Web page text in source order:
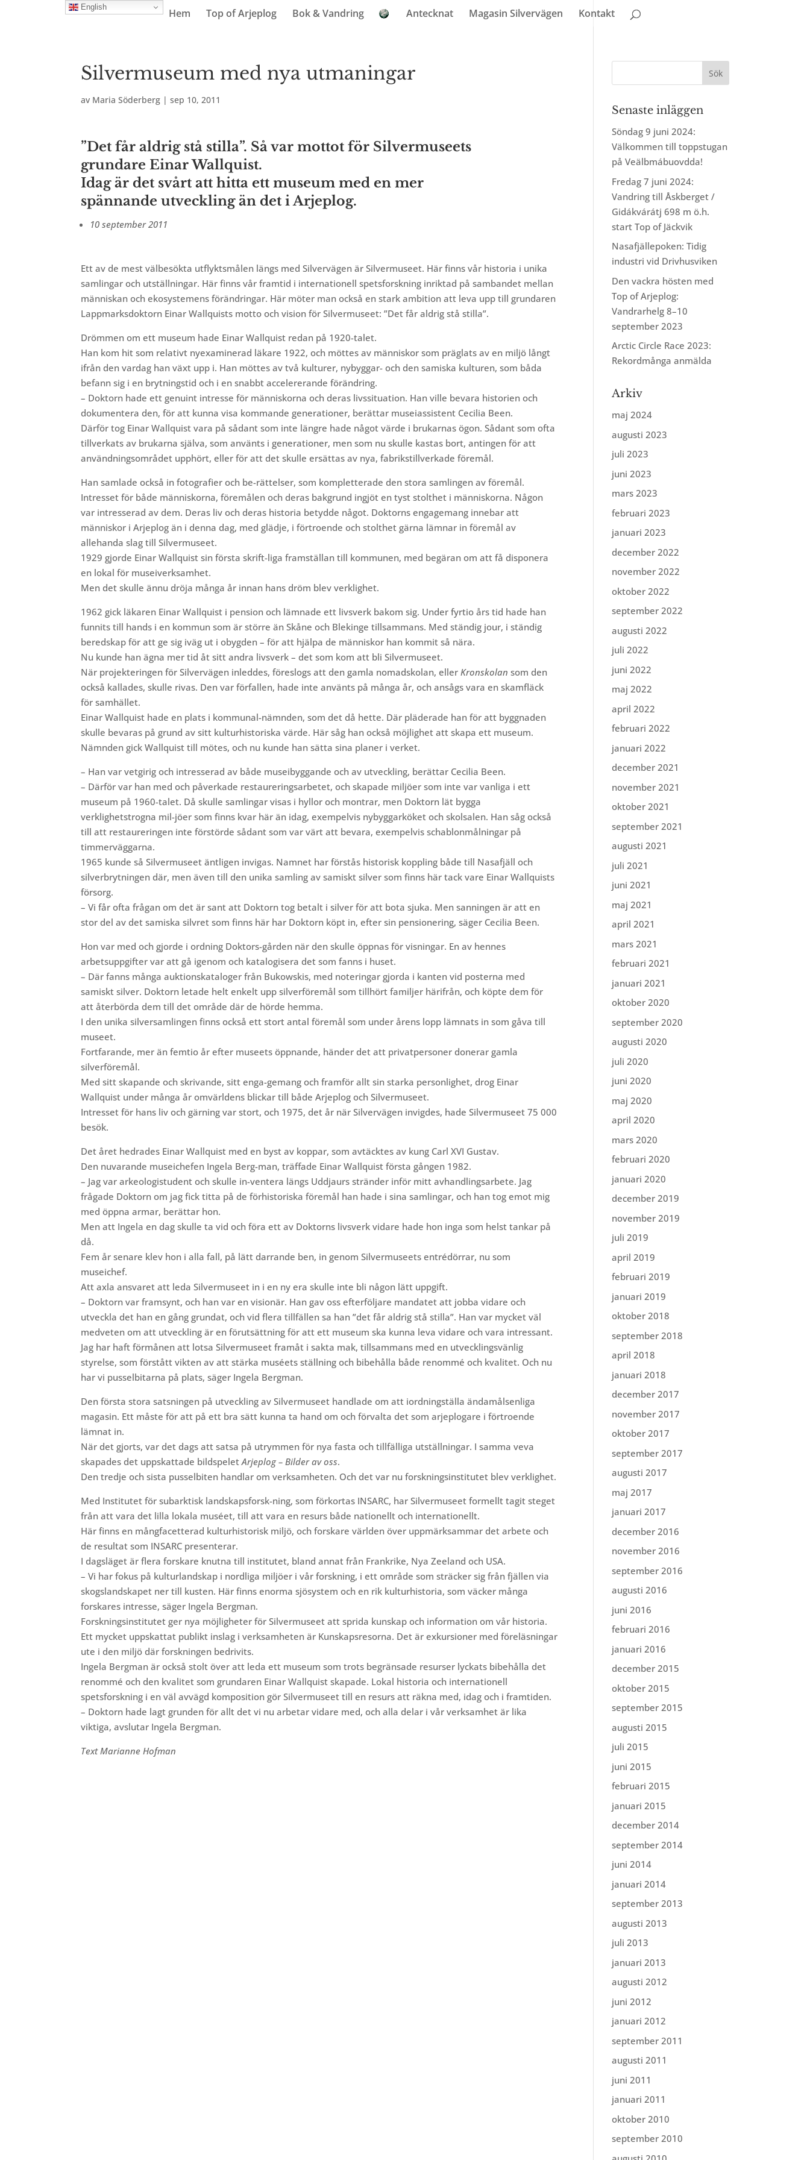
Hem Top of Arjeplog Bok & Vandring Antecknat Magasin Silvervägen Kontakt
Silvermuseum med nya utmaningar
av Maria Söderberg |sep 10, 2011
”Det får aldrig stå stilla”. Så var mottot för Silvermuseets
grundare Einar Wallquist.
Idag är det svårt att hitta ett museum med en mer
spännande utveckling än det i Arjeplog.
10 september 2011
Ett av de mest välbesökta utflyktsmålen längs med Silvervägen är Silvermuseet. Här finns vår historia i unika
samlingar och utställningar. Här finns vår framtid i internationell spetsforskning inriktad på sambandet mellan
människan och ekosystemens förändringar. Här möter man också en stark ambition att leva upp till grundaren
Lappmarksdoktorn Einar Wallquists motto och vision för Silvermuseet: ”Det får aldrig stå stilla”.
Drömmen om ett museum hade Einar Wallquist redan på 1920-talet.
Han kom hit som relativt nyexaminerad läkare 1922, och möttes av människor som präglats av en miljö långt
ifrån den vardag han växt upp i. Han möttes av två kulturer, nybyggar- och den samiska kulturen, som båda
befann sig i en brytningstid och i en snabbt accelererande förändring.
– Doktorn hade ett genuint intresse för människorna och deras livssituation. Han ville bevara historien och
dokumentera den, för att kunna visa kommande generationer, berättar museiassistent Cecilia Been.
Därför tog Einar Wallquist vara på sådant som inte längre hade något värde i brukarnas ögon. Sådant som ofta
tillverkats av brukarna själva, som använts i generationer, men som nu skulle kastas bort, antingen för att
användningsområdet upphört, eller för att det skulle ersättas av nya, fabrikstillverkade föremål.
Han samlade också in fotografier och be-rättelser, som kompletterade den stora samlingen av föremål.
Intresset för både människorna, föremålen och deras bakgrund ingjöt en tyst stolthet i människorna. Någon
var intresserad av dem. Deras liv och deras historia betydde något. Doktorns engagemang innebar att
människor i Arjeplog än i denna dag, med glädje, i förtroende och stolthet gärna lämnar in föremål av
allehanda slag till Silvermuseet.
1929 gjorde Einar Wallquist sin första skrift-liga framställan till kommunen, med begäran om att få disponera
en lokal för museiverksamhet.
Men det skulle ännu dröja många år innan hans dröm blev verklighet.
1962 gick läkaren Einar Wallquist i pension och lämnade ett livsverk bakom sig. Under fyrtio års tid hade han
funnits till hands i en kommun som är större än Skåne och Blekinge tillsammans. Med ständig jour, i ständig
beredskap för att ge sig iväg ut i obygden – för att hjälpa de människor han kommit så nära.
Nu kunde han ägna mer tid åt sitt andra livsverk – det som kom att bli Silvermuseet.
När projekteringen för Silvervägen inleddes, föreslogs att den gamla nomadskolan, ellerKronskolan som den
också kallades, skulle rivas. Den var förfallen, hade inte använts på många år, och ansågs vara en skamfläck
för samhället.
Einar Wallquist hade en plats i kommunal-nämnden, som det då hette. Där pläderade han för att byggnaden
skulle bevaras på grund av sitt kulturhistoriska värde. Här såg han också möjlighet att skapa ett museum.
Nämnden gick Wallquist till mötes, och nu kunde han sätta sina planer i verket.
– Han var vetgirig och intresserad av både museibyggande och av utveckling, berättar Cecilia Been.
– Därför var han med och påverkade restaureringsarbetet, och skapade miljöer som inte var vanliga i ett
museum på 1960-talet. Då skulle samlingar visas i hyllor och montrar, men Doktorn lät bygga
verklighetstrogna mil-jöer som finns kvar här än idag, exempelvis nybyggarköket och skolsalen. Han såg också
till att restaureringen inte förstörde sådant som var värt att bevara, exempelvis schablonmålningar på
timmerväggarna.
1965 kunde så Silvermuseet äntligen invigas. Namnet har förstås historisk koppling både till Nasafjäll och
silverbrytningen där, men även till den unika samling av samiskt silver som finns här tack vare Einar Wallquists
försorg.
– Vi får ofta frågan om det är sant att Doktorn tog betalt i silver för att bota sjuka. Men sanningen är att en
stor del av det samiska silvret som finns här har Doktorn köpt in, efter sin pensionering, säger Cecilia Been.
Hon var med och gjorde i ordning Doktors-gården när den skulle öppnas för visningar. En av hennes
arbetsuppgifter var att gå igenom och katalogisera det som fanns i huset.
– Där fanns många auktionskataloger från Bukowskis, med noteringar gjorda i kanten vid posterna med
samiskt silver. Doktorn letade helt enkelt upp silverföremål som tillhört familjer härifrån, och köpte dem för
att återbörda dem till det område där de hörde hemma.
I den unika silversamlingen finns också ett stort antal föremål som under årens lopp lämnats in som gåva till
museet.
Fortfarande, mer än femtio år efter museets öppnande, händer det att privatpersoner donerar gamla
silverföremål.
Med sitt skapande och skrivande, sitt enga-gemang och framför allt sin starka personlighet, drog Einar
Wallquist under många år omvärldens blickar till både Arjeplog och Silvermuseet.
Intresset för hans liv och gärning var stort, och 1975, det år när Silvervägen invigdes, hade Silvermuseet 75 000
besök.
Det året hedrades Einar Wallquist med en byst av koppar, som avtäcktes av kung Carl XVI Gustav.
Den nuvarande museichefen Ingela Berg-man, träffade Einar Wallquist första gången 1982.
– Jag var arkeologistudent och skulle in-ventera längs Uddjaurs stränder inför mitt avhandlingsarbete. Jag
frågade Doktorn om jag fick titta på de förhistoriska föremål han hade i sina samlingar, och han tog emot mig
med öppna armar, berättar hon.
Men att Ingela en dag skulle ta vid och föra ett av Doktorns livsverk vidare hade hon inga som helst tankar på
då.
Fem år senare klev hon i alla fall, på lätt darrande ben, in genom Silvermuseets entrédörrar, nu som
museichef.
Att axla ansvaret att leda Silvermuseet in i en ny era skulle inte bli någon lätt uppgift.
– Doktorn var framsynt, och han var en visionär. Han gav oss efterföljare mandatet att jobba vidare och
utveckla det han en gång grundat, och vid flera tillfällen sa han ”det får aldrig stå stilla”. Han var mycket väl
medveten om att utveckling är en förutsättning för att ett museum ska kunna leva vidare och vara intressant.
Jag har haft förmånen att lotsa Silvermuseet framåt i sakta mak, tillsammans med en utvecklingsvänlig
styrelse, som förstått vikten av att stärka muséets ställning och bibehålla både renommé och kvalitet. Och nu
har vi pusselbitarna på plats, säger Ingela Bergman.
Den första stora satsningen på utveckling av Silvermuseet handlade om att iordningställa ändamålsenliga
magasin. Ett måste för att på ett bra sätt kunna ta hand om och förvalta det som arjeplogare i förtroende
lämnat in.
När det gjorts, var det dags att satsa på utrymmen för nya fasta och tillfälliga utställningar. I samma veva
skapades det uppskattade bildspeletArjeplog – Bilder av oss.
Den tredje och sista pusselbiten handlar om verksamheten. Och det var nu forskningsinstitutet blev verklighet.
Med Institutet för subarktisk landskapsforsk-ning, som förkortas INSARC, har Silvermuseet formellt tagit steget
från att vara det lilla lokala muséet, till att vara en resurs både nationellt och internationellt.
Här finns en mångfacetterad kulturhistorisk miljö, och forskare världen över uppmärksammar det arbete och
de resultat som INSARC presenterar.
I dagsläget är flera forskare knutna till institutet, bland annat från Frankrike, Nya Zeeland och USA.
– Vi har fokus på kulturlandskap i nordliga miljöer i vår forskning, i ett område som sträcker sig från fjällen via
skogslandskapet ner till kusten. Här finns enorma sjösystem och en rik kulturhistoria, som väcker många
forskares intresse, säger Ingela Bergman.
Forskningsinstitutet ger nya möjligheter för Silvermuseet att sprida kunskap och information om vår historia.
Ett mycket uppskattat publikt inslag i verksamheten är Kunskapsresorna. Det är exkursioner med föreläsningar
ute i den miljö där forskningen bedrivits.
Ingela Bergman är också stolt över att leda ett museum som trots begränsade resurser lyckats bibehålla det
renommé och den kvalitet som grundaren Einar Wallquist skapade. Lokal historia och internationell
spetsforskning i en väl avvägd komposition gör Silvermuseet till en resurs att räkna med, idag och i framtiden.
– Doktorn hade lagt grunden för allt det vi nu arbetar vidare med, och alla delar i vår verksamhet är lika
viktiga, avslutar Ingela Bergman.
Text Marianne Hofman
Senaste inläggen
Söndag 9 juni 2024:
Välkommen till toppstugan
på Veälbmábuovdda!
Fredag 7 juni 2024:
Vandring till Åskberget /
Gidákvárátj 698 m ö.h.
start Top of Jäckvik
Nasafjällepoken: Tidig
industri vid Drivhusviken
Den vackra hösten med
Top of Arjeplog:
Vandrarhelg 8–10
september 2023
Arctic Circle Race 2023:
Rekordmånga anmälda
Arkiv
maj 2024
augusti 2023
juli 2023
juni 2023
mars 2023
februari 2023
januari 2023
december 2022
november 2022
oktober 2022
september 2022
augusti 2022
juli 2022
juni 2022
maj 2022
april 2022
februari 2022
januari 2022
december 2021
november 2021
oktober 2021
september 2021
augusti 2021
juli 2021
juni 2021
maj 2021
april 2021
mars 2021
februari 2021
januari 2021
oktober 2020
september 2020
augusti 2020
juli 2020
juni 2020
maj 2020
april 2020
mars 2020
februari 2020
januari 2020
december 2019
november 2019
juli 2019
april 2019
februari 2019
januari 2019
oktober 2018
september 2018
april 2018
januari 2018
december 2017
november 2017
oktober 2017
september 2017
augusti 2017
maj 2017
januari 2017
december 2016
november 2016
september 2016
augusti 2016
juni 2016
februari 2016
januari 2016
december 2015
oktober 2015
september 2015
augusti 2015
juli 2015
juni 2015
februari 2015
januari 2015
december 2014
september 2014
juni 2014
januari 2014
september 2013
augusti 2013
juli 2013
januari 2013
augusti 2012
juni 2012
januari 2012
september 2011
augusti 2011
juni 2011
januari 2011
oktober 2010
september 2010
English